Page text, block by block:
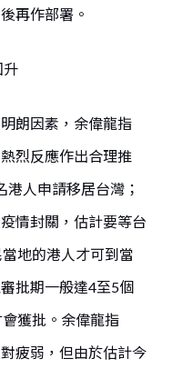
再作部署。
升
朗因素，余偉龍指
烈反應作出合理推
人申請移居台灣；
情封關，估計要等台
地的港人才可到當
批期一般達4至5個
獲批。余偉龍指
疲弱，但由於估計今